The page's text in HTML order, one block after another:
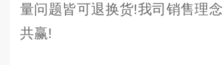
量问题皆可退换货!我司销售理
共赢!